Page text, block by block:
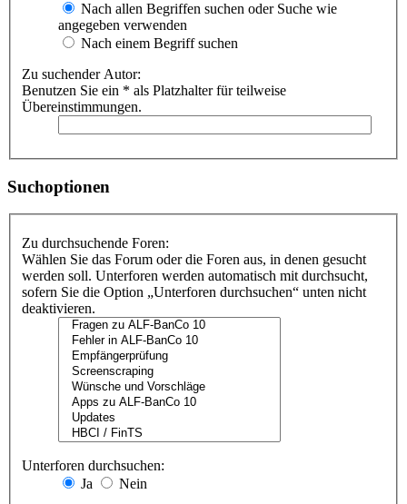
Nach allen Begriffen suchen oder Suche wie
angegeben verwenden
Nach einem Begriff suchen
Zu suchender Autor:
Benutzen Sie ein * als Platzhalter für teilweise
Übereinstimmungen.
Suchoptionen
Zu durchsuchende Foren:
Wählen Sie das Forum oder die Foren aus, in denen gesucht
werden soll. Unterforen werden automatisch mit durchsucht,
sofern Sie die Option „Unterforen durchsuchen“ unten nicht
deaktivieren.
Unterforen durchsuchen:
Ja
Nein